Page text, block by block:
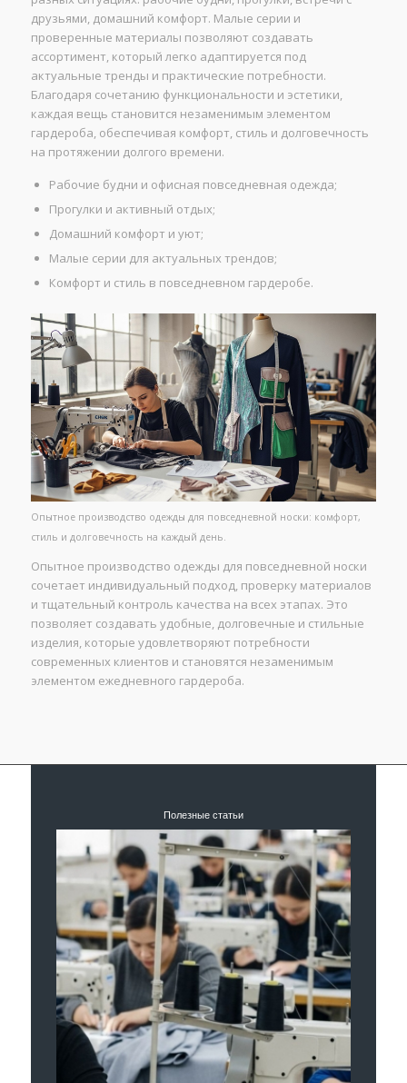
друзьями, домашний комфорт. Малые серии и
проверенные материалы позволяют создавать
ассортимент, который легко адаптируется под
актуальные тренды и практические потребности.
Благодаря сочетанию функциональности и эстетики,
каждая вещь становится незаменимым элементом
гардероба, обеспечивая комфорт, стиль и долговечность
на протяжении долгого времени.
Рабочие будни и офисная повседневная одежда;
Прогулки и активный отдых;
Домашний комфорт и уют;
Малые серии для актуальных трендов;
Комфорт и стиль в повседневном гардеробе.
Опытное производство одежды для повседневной носки: комфорт,
стиль и долговечность на каждый день.
Опытное производство одежды для повседневной носки
сочетает индивидуальный подход, проверку материалов
и тщательный контроль качества на всех этапах. Это
позволяет создавать удобные, долговечные и стильные
изделия, которые удовлетворяют потребности
современных клиентов и становятся незаменимым
элементом ежедневного гардероба.
Полезные статьи